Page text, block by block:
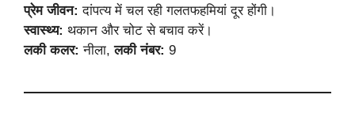
प्रेम जीवन: दांपत्य में चल रही गलतफहमियां दूर होंगी।
स्वास्थ्य: थकान और चोट से बचाव करें।
लकी कलर: नीला,लकी नंबर: 9